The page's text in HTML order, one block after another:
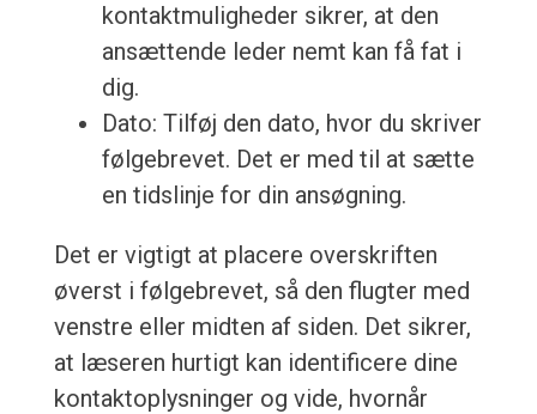
kontaktmuligheder sikrer, at den
ansættende leder nemt kan få fat i
dig.
Dato: Tilføj den dato, hvor du skriver
følgebrevet. Det er med til at sætte
en tidslinje for din ansøgning.
Det er vigtigt at placere overskriften
øverst i følgebrevet, så den flugter med
venstre eller midten af siden. Det sikrer,
at læseren hurtigt kan identificere dine
kontaktoplysninger og vide, hvornår